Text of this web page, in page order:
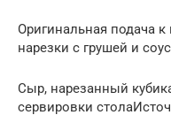
Оригинальная подача
нарезки с грушей и
Сыр, нарезанный
сервировки